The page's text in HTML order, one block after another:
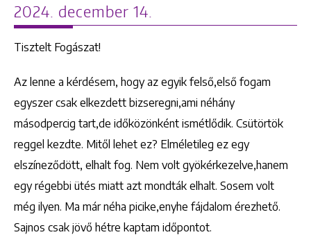
2024. december 14.
Tisztelt Fogászat!
Az lenne a kérdésem, hogy az egyik felső,első fogam
egyszer csak elkezdett bizseregni,ami néhány
másodpercig tart,de időközönként ismétlődik. Csütörtök
reggel kezdte. Mitől lehet ez? Elméletileg ez egy
elszíneződött, elhalt fog. Nem volt gyökérkezelve,hanem
egy régebbi ütés miatt azt mondták elhalt. Sosem volt
még ilyen. Ma már néha picike,enyhe fájdalom érezhető.
Sajnos csak jövő hétre kaptam időpontot.